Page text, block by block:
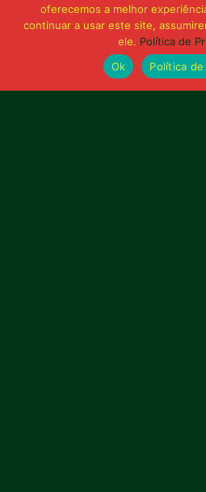
oferecemos a melhor
continuar a usar este site,
ele. Política de
Ok
Política